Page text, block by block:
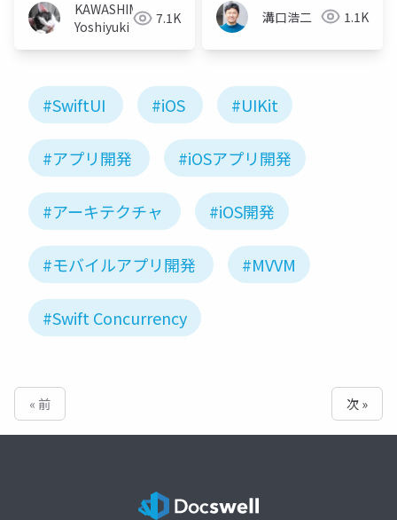
KAWASHIMA
Yoshiyuki
7.1K 溝口浩二 1.1K
#SwiftUI #iOS #UIKit
#アプリ開発 #iOSアプリ開発
#アーキテクチャ #iOS開発
#モバイルアプリ開発 #MVVM
#Swift Concurrency
« 前 次 »